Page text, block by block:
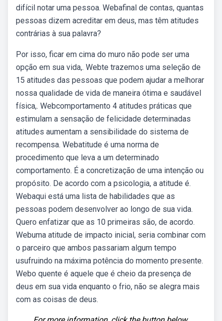
difícil notar uma pessoa. Webafinal de contas, quantas
pessoas dizem acreditar em deus, mas têm atitudes
contrárias à sua palavra?
Por isso, ficar em cima do muro não pode ser uma
opção em sua vida,. Webte trazemos uma seleção de
15 atitudes das pessoas que podem ajudar a melhorar
nossa qualidade de vida de maneira ótima e saudável
física,. Webcomportamento 4 atitudes práticas que
estimulam a sensação de felicidade determinadas
atitudes aumentam a sensibilidade do sistema de
recompensa. Webatitude é uma norma de
procedimento que leva a um determinado
comportamento. É a concretização de uma intenção ou
propósito. De acordo com a psicologia, a atitude é.
Webaqui está uma lista de habilidades que as
pessoas podem desenvolver ao longo de sua vida.
Quero enfatizar que as 10 primeiras são, de acordo.
Webuma atitude de impacto inicial, seria combinar com
o parceiro que ambos passariam algum tempo
usufruindo na máxima potência do momento presente.
Webo quente é aquele que é cheio da presença de
deus em sua vida enquanto o frio, não se alegra mais
com as coisas de deus.